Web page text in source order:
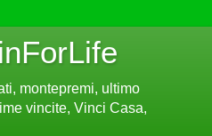
montepremi, ultimo
vincite, Vinci Casa,